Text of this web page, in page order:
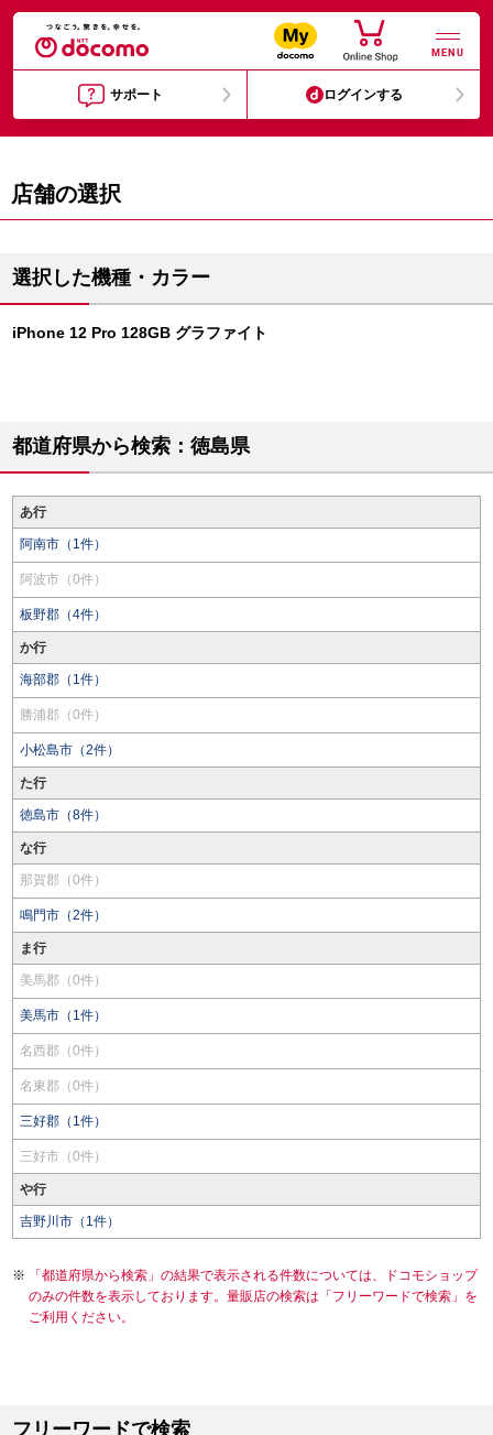
MENU
サポート ログインする
店舗の選択
選択した機種・カラー
iPhone 12 Pro 128GB グラファイト
都道府県から検索：徳島県
あ行
阿南市（1件）
阿波市（0件）
板野郡（4件）
か行
海部郡（1件）
勝浦郡（0件）
小松島市（2件）
た行
徳島市（8件）
な行
那賀郡（0件）
鳴門市（2件）
ま行
美馬郡（0件）
美馬市（1件）
名西郡（0件）
名東郡（0件）
三好郡（1件）
三好市（0件）
や行
吉野川市（1件）
「都道府県から検索」の結果で表示される件数については、ドコモショップ
のみの件数を表示しております。量販店の検索は「フリーワードで検索」を
ご利用ください。
フリーワードで検索